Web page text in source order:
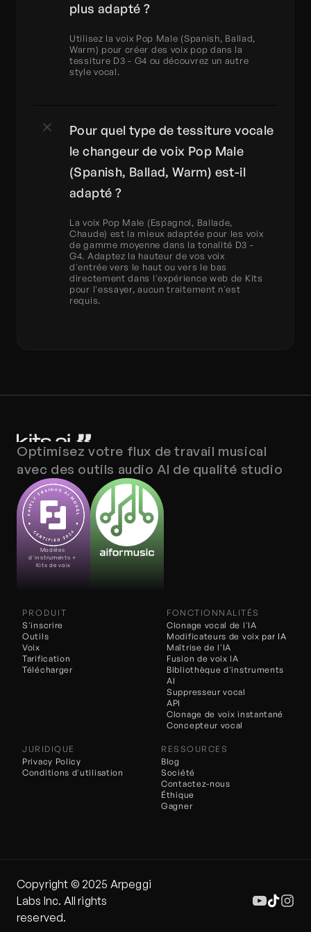
plus adapté ?
Utilisez la voix Pop Male (Spanish, Ballad,
Warm) pour créer des voix pop dans la
tessiture D3 - G4 ou découvrez un autre
style vocal.
Pour quel type de tessiture vocale
le changeur de voix Pop Male
(Spanish, Ballad, Warm) est-il
adapté ?
La voix Pop Male (Espagnol, Ballade,
Chaude) est la mieux adaptée pour les voix
de gamme moyenne dans la tonalité D3 -
G4. Adaptez la hauteur de vos voix
d'entrée vers le haut ou vers le bas
directement dans l'expérience web de Kits
pour l'essayer, aucun traitement n'est
requis.
Optimisez votre flux de travail musical
avec des outils audio AI de qualité studio
Modèles
d'instruments +
Kits de voix
PRODUIT
S'inscrire
Outils
Voix
Tarification
Télécharger
FONCTIONNALITÉS
Clonage vocal de l'IA
Fusion de voix IA
Modificateurs de voix par IA
Maîtrise de l'IA
Bibliothèque d'instruments
AI
Suppresseur vocal
API
Clonage de voix instantané
Concepteur vocal
JURIDIQUE
Privacy Policy
Conditions d'utilisation
RESSOURCES
Blog
Société
Contactez-nous
Éthique
Gagner
Copyright ©️ 2025 Arpeggi
Labs Inc. All rights
reserved.